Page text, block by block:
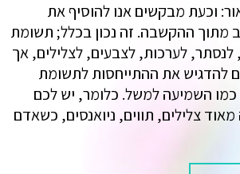
וכעת מבקשים אנו להוסיף את
ההקשבה. זה נכון בכלל; תשומת
לערכות, לצבעים, לצלילים, אך
להדגיש את ההתייחסות לתשומת
השמיעה למשל. כלומר, יש לכם
צלילים, תווים, ניואנסים, כשאדם